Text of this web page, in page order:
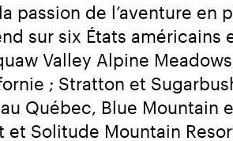
passion de l’aventure en
sur six États américains
Valley Alpine
; Stratton et
Québec, Blue Mountain
et Solitude Mountain